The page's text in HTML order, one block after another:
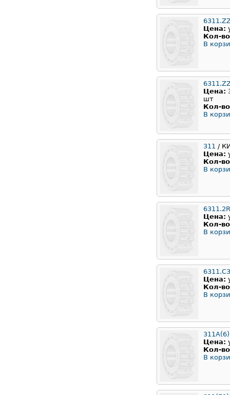
Цена:
Кол-
В
Цена:
шт
Кол-
В
311 /
Цена:
Кол-
В
Цена:
Кол-
В
Цена:
Кол-
В
311А(6)
Цена:
Кол-
В